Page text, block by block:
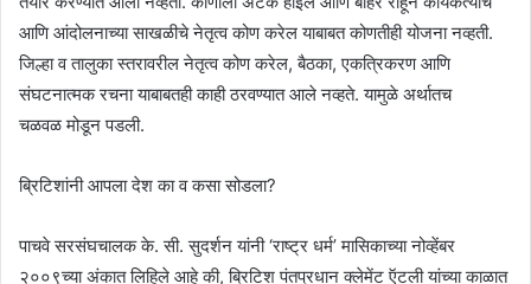
आणि आंदोलनाच्या साखळीचे नेतृत्व कोण करेल याबाबत कोणतीही योजना नव्हती.
जिल्हा व तालुका स्तरावरील नेतृत्व कोण करेल, बैठका, एकत्रिकरण आणि
संघटनात्मक रचना याबाबतही काही ठरवण्यात आले नव्हते. यामुळे अर्थातच
चळवळ मोडून पडली.
ब्रिटिशांनी आपला देश का व कसा सोडला?
पाचवे सरसंघचालक के. सी. सुदर्शन यांनी ‘राष्ट्र धर्म’ मासिकाच्या नोव्हेंबर
२००९च्या अंकात लिहिले आहे की, ब्रिटिश पंतप्रधान क्लेमेंट ऍटली यांच्या काळात